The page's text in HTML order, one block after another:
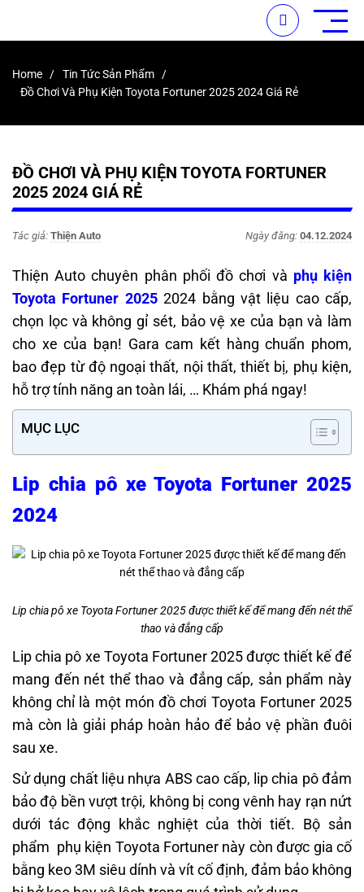
Home
Tin Tức Sản Phẩm
Đồ Chơi Và Phụ Kiện Toyota Fortuner 2025 2024 Giá Rẻ
ĐỒ CHƠI VÀ PHỤ KIỆN TOYOTA FORTUNER
2025 2024 GIÁ RẺ
Tác giả: Thiện Auto Ngày đăng: 04.12.2024
Thiện Auto chuyên phân phối đồ chơi và phụ kiện
Toyota Fortuner 20252024 bằng vật liệu cao cấp,
chọn lọc và không gỉ sét, bảo vệ xe của bạn và làm
cho xe của bạn! Gara cam kết hàng chuẩn phom,
bao đẹp từ độ ngoại thất, nội thất, thiết bị, phụ kiện,
hỗ trợ tính năng an toàn lái, … Khám phá ngay!
MỤC LỤC
Lip chia pô xe Toyota Fortuner 2025
2024
Lip chia pô xe Toyota Fortuner 2025 được thiết kế để mang đến nét thể
thao và đẳng cấp
Lip chia pô xe Toyota Fortuner 2025 được thiết kế để
mang đến nét thể thao và đẳng cấp, sản phẩm này
không chỉ là một món đồ chơi Toyota Fortuner 2025
mà còn là giải pháp hoàn hảo để bảo vệ phần đuôi
sau xe.
Sử dụng chất liệu nhựa ABS cao cấp, lip chia pô đảm
bảo độ bền vượt trội, không bị cong vênh hay rạn nứt
dưới tác động khắc nghiệt của thời tiết. Bộ sản
phẩm phụ kiện Toyota Fortuner này còn được gia cố
bằng keo 3M siêu dính và vít cố định, đảm bảo không